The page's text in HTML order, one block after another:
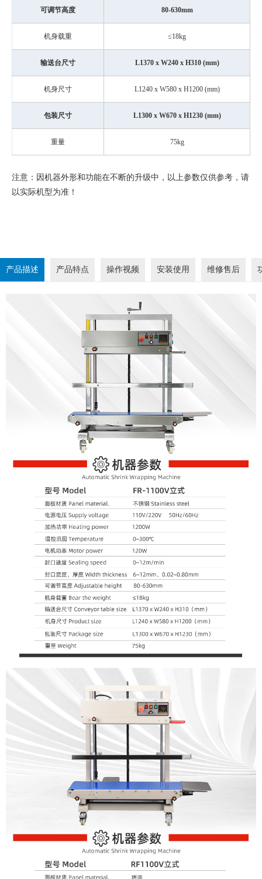
可调节高度 80-630mm
机身载重 ≤18kg
输送台尺寸 L1370 x W240 x H310 (mm)
机身尺寸 L1240 x W580 x H1200 (mm)
包装尺寸 L1300 x W670 x H1230 (mm)
重量 75kg
注意：因机器外形和功能在不断的升级中，以上参数仅供参考，请
以实际机型为准！
产品描述 产品特点 操作视频 安装使用 维修售后